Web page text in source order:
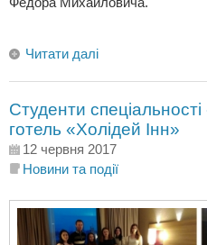
Читати далі
Студенти
готель «Холідей Інн»
12 червня 2017
Новини та події